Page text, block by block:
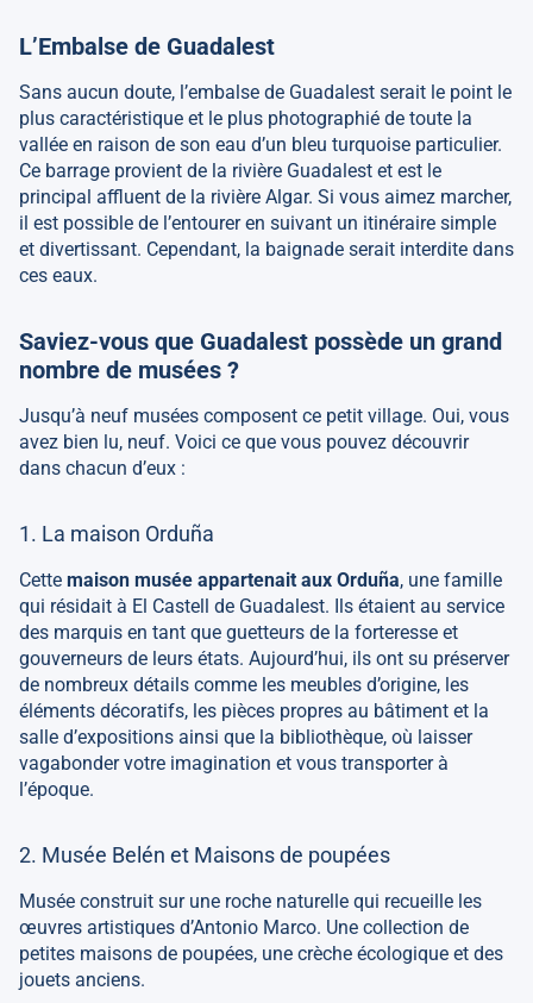
L’Embalse de Guadalest
Sans aucun doute, l’embalse de Guadalest serait le point le
plus caractéristique et le plus photographié de toute la
vallée en raison de son eau d’un bleu turquoise particulier.
Ce barrage provient de la rivière Guadalest et est le
principal affluent de la rivière Algar. Si vous aimez marcher,
il est possible de l’entourer en suivant un itinéraire simple
et divertissant. Cependant, la baignade serait interdite dans
ces eaux.
Saviez-vous que Guadalest possède un grand
nombre de musées ?
Jusqu’à neuf musées composent ce petit village. Oui, vous
avez bien lu, neuf. Voici ce que vous pouvez découvrir
dans chacun d’eux :
1. La maison Orduña
Cette maison musée appartenait aux Orduña, une famille
qui résidait à El Castell de Guadalest. Ils étaient au service
des marquis en tant que guetteurs de la forteresse et
gouverneurs de leurs états. Aujourd’hui, ils ont su préserver
de nombreux détails comme les meubles d’origine, les
éléments décoratifs, les pièces propres au bâtiment et la
salle d’expositions ainsi que la bibliothèque, où laisser
vagabonder votre imagination et vous transporter à
l’époque.
2. Musée Belén et Maisons de poupées
Musée construit sur une roche naturelle qui recueille les
œuvres artistiques d’Antonio Marco. Une collection de
petites maisons de poupées, une crèche écologique et des
jouets anciens.